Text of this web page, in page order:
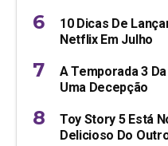
10 Dicas De
Netflix Em Julho
A Temporada 3
Uma Decepção
Toy Story 5 Está
Delicioso Do